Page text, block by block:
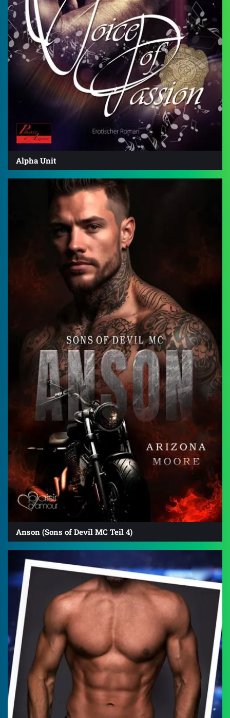
Alpha Unit
Anson (Sons of Devil MC Teil 4)